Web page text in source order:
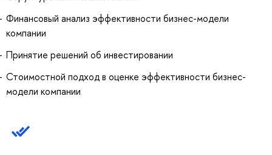
Финансовый анализ эффективности бизнес-модели
компании
Принятие решений об инвестировании
Стоимостной подход в оценке эффективности бизнес-
модели компании